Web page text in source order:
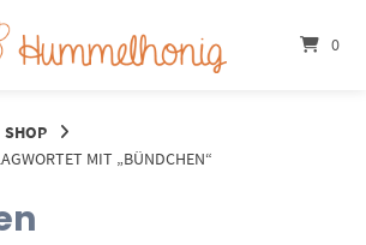
0
SHOP
MIT „BÜNDCHEN“